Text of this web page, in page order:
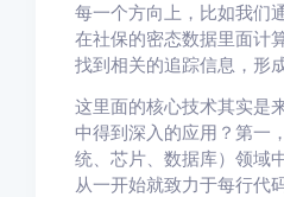
每一个方向上，比如我们
在社保的密态数据里面计
找到相关的追踪信息，形
这里面的核心技术其实是
中得到深入的应用？第一
统、芯片、数据库）领域
从一开始就致力于每行代